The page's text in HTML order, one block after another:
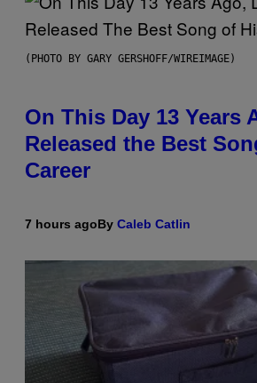
(PHOTO BY GARY GERSHOFF/WIREIMAGE)
On This Day 13 Years
Released the Best
Career
7 hours agoBy Caleb Catlin